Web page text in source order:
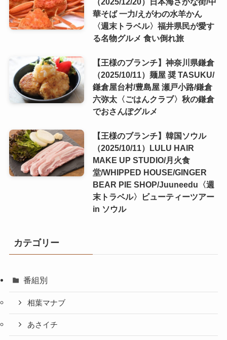
華そば 一力/えがわの水羊かん
〈週末トラベル〉福井県民が愛す
る名物グルメ 食い倒れ旅
【王様のブランチ】神奈川県鎌倉
（2025/10/11）麺屋 奨 TASUKU/
鎌倉屋台村/豊島屋 瀬戸小路/鎌倉
六弥太〈ごはんクラブ〉秋の鎌倉
でおさんぽグルメ
【王様のブランチ】韓国ソウル
（2025/10/11）LULU HAIR
MAKE UP STUDIO/月火食
堂/WHIPPED HOUSE/GINGER
BEAR PIE SHOP/Juuneedu〈週
末トラベル〉ビューティーツアー
in ソウル
カテゴリー
番組別
相葉マナブ
あさイチ